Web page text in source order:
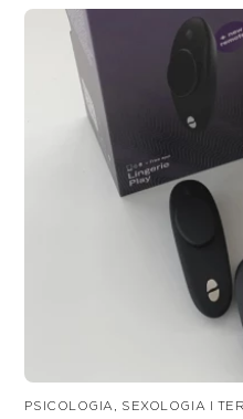
PSICOLOGIA, SEXOLOGIA I